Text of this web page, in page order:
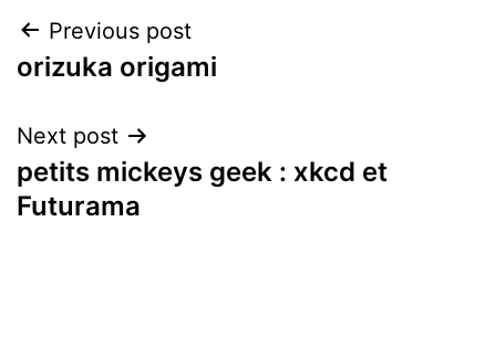
Post
navigation
Previous post
orizuka origami
Next post
petits mickeys geek : xkcd et
Futurama